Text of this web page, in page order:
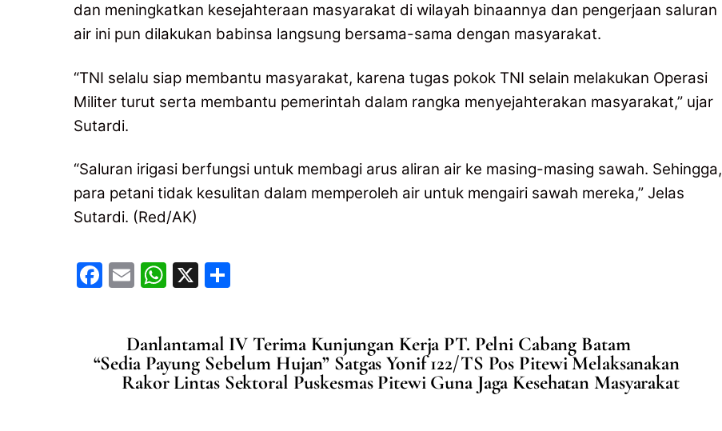
dan meningkatkan kesejahteraan masyarakat di wilayah binaannya dan pengerjaan saluran
air ini pun dilakukan babinsa langsung bersama-sama dengan masyarakat.
“TNI selalu siap membantu masyarakat, karena tugas pokok TNI selain melakukan Operasi
Militer turut serta membantu pemerintah dalam rangka menyejahterakan masyarakat,” ujar
Sutardi.
“Saluran irigasi berfungsi untuk membagi arus aliran air ke masing-masing sawah. Sehingga,
para petani tidak kesulitan dalam memperoleh air untuk mengairi sawah mereka,” Jelas
Sutardi. (Red/AK)
F
e
b
E
l
W
s
A
X
e
Danlantamal IV Terima Kunjungan Kerja PT. Pelni Cabang Batam
“Sedia Payung Sebelum Hujan” Satgas Yonif 122/TS Pos Pitewi Melaksanakan
Rakor Lintas Sektoral Puskesmas Pitewi Guna Jaga Kesehatan Masyarakat